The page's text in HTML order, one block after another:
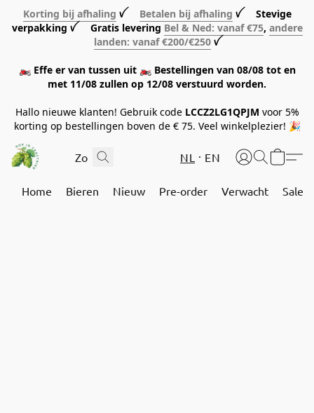
Korting bij afhaling ꪜ Betalen bij afhaling ꪜ Stevige
verpakking ꪜ Gratis levering Bel & Ned: vanaf €75, andere
landen: vanaf €200/€250 ꪜ
🏍️ Effe er van tussen uit 🏍️ Bestellingen van 08/08 tot en
met 11/08 zullen op 12/08 verstuurd worden.
Hallo nieuwe klanten! Gebruik code LCCZ2LG1QPJM voor 5%
korting op bestellingen boven de € 75. Veel winkelplezier! 🎉
NL EN
Home Bieren Nieuw Pre-order Verwacht Sale